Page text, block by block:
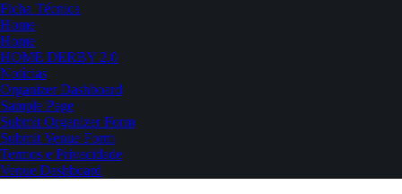
Ficha Técnica
Home
Home
HOME DERBY 2.0
Notícias
Organizer Dashboard
Sample Page
Submit Organizer Form
Submit Venue Form
Termos e Privacidade
Venue Dashboard